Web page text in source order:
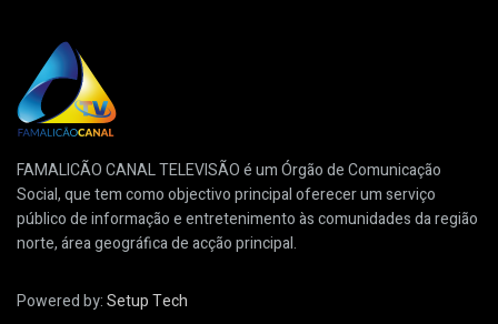
FAMALICÃO CANAL TELEVISÃO é um Órgão de Comunicação
Social, que tem como objectivo principal oferecer um serviço
público de informação e entretenimento às comunidades da região
norte, área geográfica de acção principal.
Powered by:Setup Tech